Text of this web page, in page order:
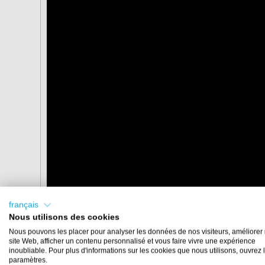
français
Nous utilisons des cookies
Nous pouvons les placer pour analyser les données de nos visiteurs, améliorer
site Web, afficher un contenu personnalisé et vous faire vivre une expérience
inoubliable. Pour plus d'informations sur les cookies que nous utilisons, ouvrez
paramètres.